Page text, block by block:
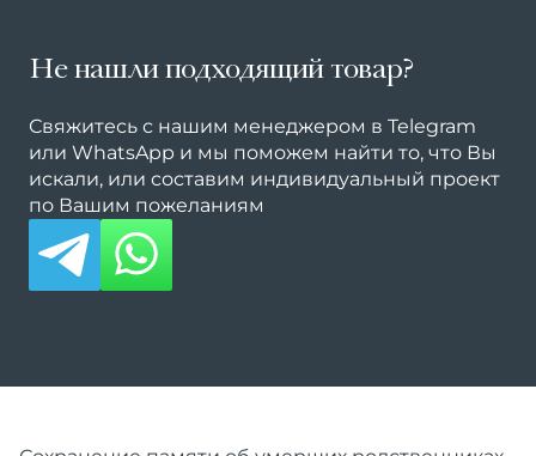
Не нашли подходящий товар?
Свяжитесь с нашим менеджером в Telegram
или WhatsApp и мы поможем найти то, что Вы
искали, или составим индивидуальный проект
по Вашим пожеланиям